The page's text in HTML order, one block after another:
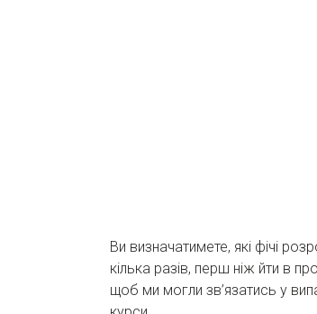
Ви визначатимете, які фічі
кілька разів, перш ніж йти в
щоб ми могли зв’язатись у